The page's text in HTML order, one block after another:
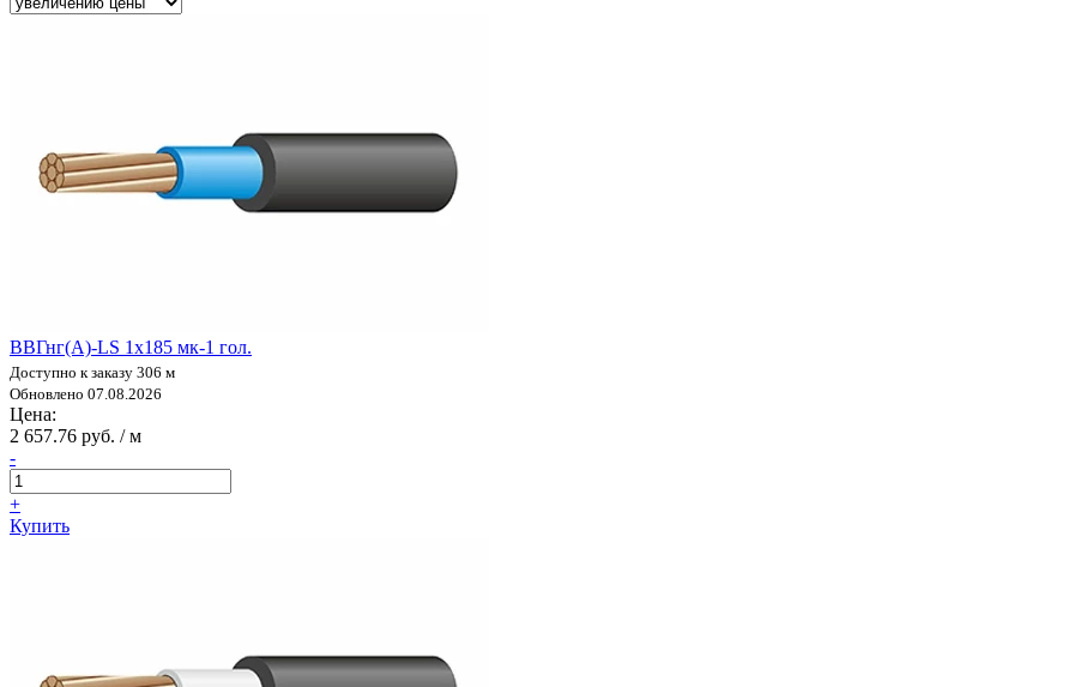
ВВГнг(А)-LS 1х185 мк-1 гол.
Доступно к заказу 306 м
Обновлено 07.08.2026
Цена:
2 657.76 руб. / м
-
+
Купить